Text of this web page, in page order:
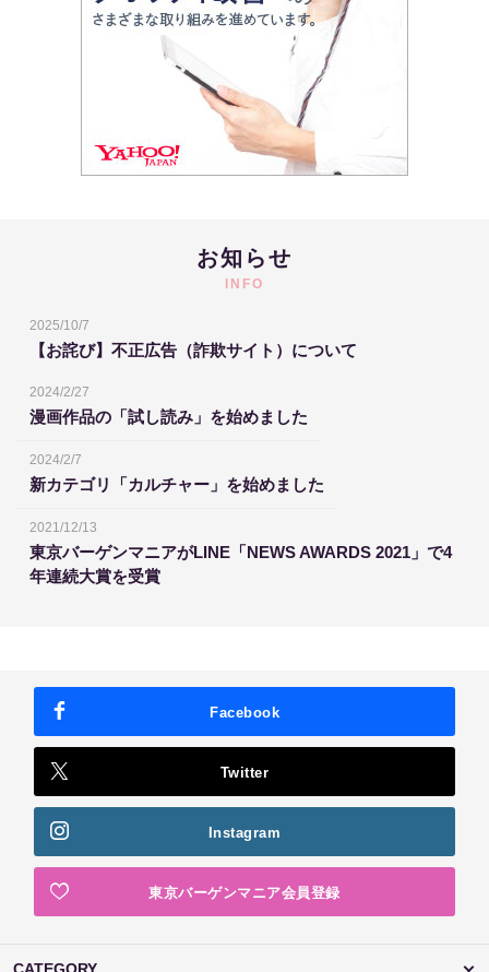
お知らせ
INFO
2025/10/7
【お詫び】不正広告（詐欺サイト）について
2024/2/27
漫画作品の「試し読み」を始めました
2024/2/7
新カテゴリ「カルチャー」を始めました
2021/12/13
東京バーゲンマニアがLINE「NEWS AWARDS 2021」で4
年連続大賞を受賞
Facebook
Twitter
Instagram
東京バーゲンマニア会員登録
CATEGORY